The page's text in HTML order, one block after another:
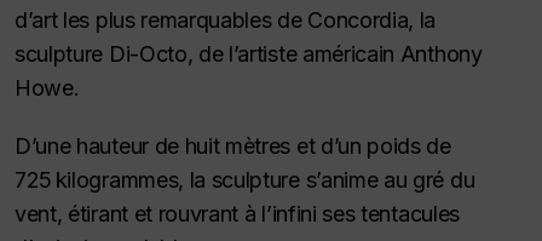
d’art les plus remarquables de Concordia, la
sculpture Di-Octo, de l’artiste américain Anthony
Howe.
D’une hauteur de huit mètres et d’un poids de
725 kilogrammes, la sculpture s’anime au gré du
vent, étirant et rouvrant à l’infini ses tentacules